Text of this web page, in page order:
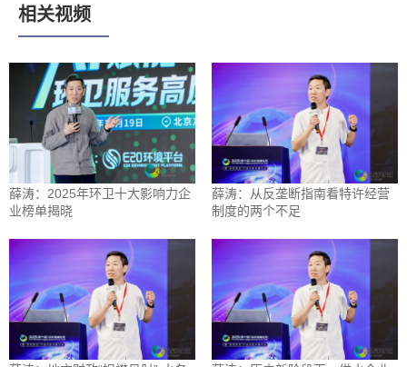
相关视频
薛涛：2025年环卫十大影响力企
业榜单揭晓
薛涛：从反垄断指南看特许经营
制度的两个不足